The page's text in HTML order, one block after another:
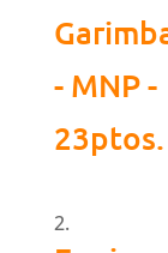
- MNP -
23ptos.